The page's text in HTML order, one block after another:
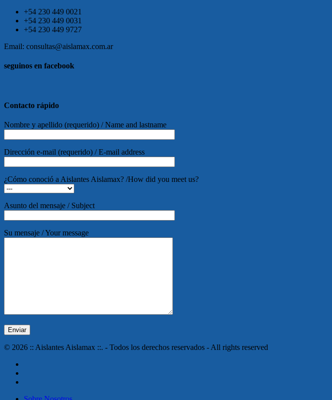
+54 230 449 0021
+54 230 449 0031
+54 230 449 9727
Email: consultas@aislamax.com.ar
seguinos en facebook
Contacto rápido
Nombre y apellido (requerido) / Name and lastname
Dirección e-mail (requerido) / E-mail address
¿Cómo conoció a Aislantes Aislamax? /How did you meet us?
Asunto del mensaje / Subject
Su mensaje / Your message
© 2026 :: Aislantes Aislamax ::. - Todos los derechos reservados - All rights reserved